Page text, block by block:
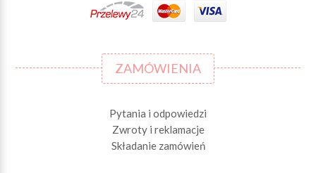
ZAMÓWIENIA
Pytania i odpowiedzi
Zwroty i reklamacje
Składanie zamówień